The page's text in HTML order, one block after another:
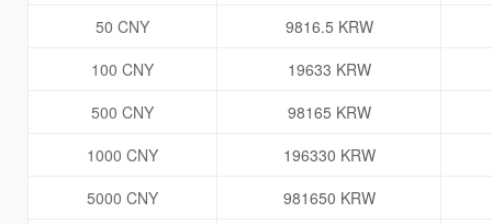
50 CNY
9816.5 KRW
100 CNY
19633 KRW
500 CNY
98165 KRW
1000 CNY
196330 KRW
5000 CNY
981650 KRW